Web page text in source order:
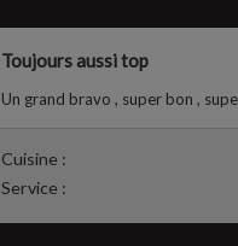
Toujours aussi top
Un grand bravo , super bon ,
Cuisine :
Service :